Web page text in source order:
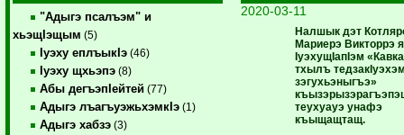
"Адыгэ псалъэм" и
хьэщIэщым (5)
Iуэху еплъыкIэ (46)
Iуэху щхьэпэ (8)
Абы дегъэпIейтей (77)
Адыгэ лъагъуэжьхэмкIэ (1)
Адыгэ хабзэ (3)
2020-03-11
Налшык дэт
Мариерэ Викторрэ я
IуэхущIапIэм
тхылъ
зэгухьэныгъэ»
теухуауэ унафэ
къыщащтащ.